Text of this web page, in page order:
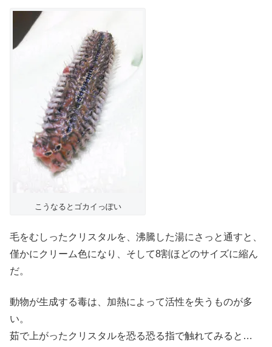
こうなるとゴカイっぽい
毛をむしったクリスタルを、沸騰した湯にさっと通すと、
僅かにクリーム色になり、そして8割ほどのサイズに縮ん
だ。
動物が生成する毒は、加熱によって活性を失うものが多
い。
茹で上がったクリスタルを恐る恐る指で触れてみると…